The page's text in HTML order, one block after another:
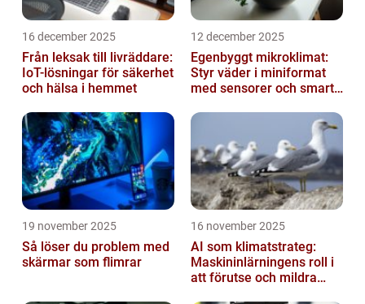
16 december 2025
Från leksak till livräddare:
IoT-lösningar för säkerhet
och hälsa i hemmet
12 december 2025
Egenbyggt mikroklimat:
Styr väder i miniformat
med sensorer och smarta
19 november 2025
Så löser du problem med
skärmar som flimrar
16 november 2025
AI som klimatstrateg:
Maskininlärningens roll i
att förutse och mildra